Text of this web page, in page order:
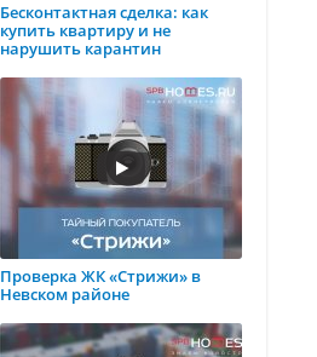
Бесконтактная сделка: как
купить квартиру и не
нарушить карантин
Проверка ЖК «Стрижи» в
Невском районе